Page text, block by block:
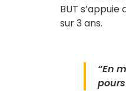
BUT
sur 3 ans.
“En